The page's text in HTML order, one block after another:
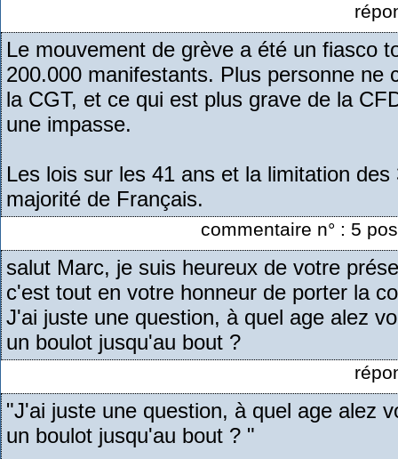
Le mouvement de grève a été un fiasco
200.000 manifestants. Plus personne
la CGT, et ce qui est plus grave de la
une impasse.
Les lois sur les 41 ans et la limitation
majorité de Français.
commentaire n° : 5
salut Marc, je suis heureux de votre
c'est tout en votre honneur de porter la
J'ai juste une question, à quel age alez
un boulot jusqu'au bout ?
"J'ai juste une question, à quel age alez
un boulot jusqu'au bout ? "